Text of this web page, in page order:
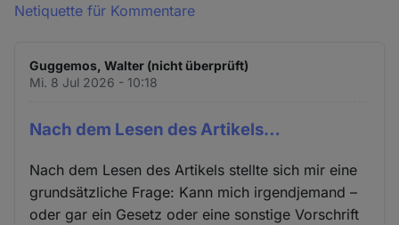
Netiquette für Kommentare
Guggemos, Walter (nicht überprüft)
Mi. 8 Jul 2026 - 10:18
Nach dem Lesen des Artikels…
Nach dem Lesen des Artikels stellte sich mir eine
grundsätzliche Frage: Kann mich irgendjemand –
oder gar ein Gesetz oder eine sonstige Vorschrift